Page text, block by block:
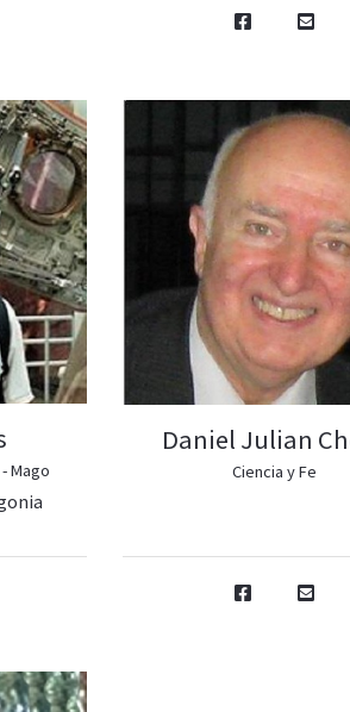
Mago
Daniel Julian
Ciencia y Fe